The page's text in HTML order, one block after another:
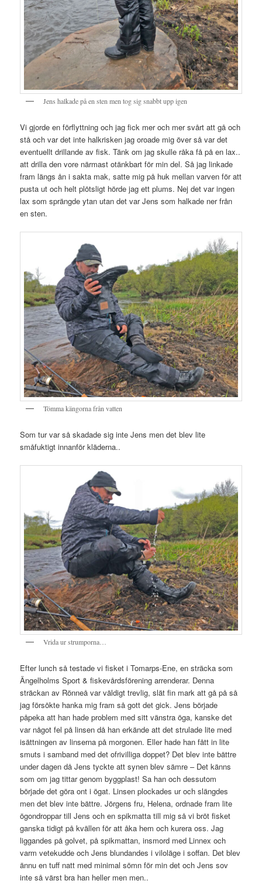
Jens halkade på en sten men tog sig snabbt upp igen
Vi gjorde en förflyttning och jag fick mer och mer svårt att gå och
stå och var det inte halkrisken jag oroade mig över så var det
eventuellt drillande av fisk. Tänk om jag skulle råka få på en lax..
att drilla den vore närmast otänkbart för min del. Så jag linkade
fram längs ån i sakta mak, satte mig på huk mellan varven för att
pusta ut och helt plötsligt hörde jag ett plums. Nej det var ingen
lax som sprängde ytan utan det var Jens som halkade ner från
en sten.
Tömma kängorna från vatten
Som tur var så skadade sig inte Jens men det blev lite
småfuktigt innanför kläderna..
Vrida ur strumporna…
Efter lunch så testade vi fisket i Tomarps-Ene, en sträcka som
Ängelholms Sport & fiskevårdsförening arrenderar. Denna
sträckan av Rönneå var väldigt trevlig, slät fin mark att gå på så
jag försökte hanka mig fram så gott det gick. Jens började
påpeka att han hade problem med sitt vänstra öga, kanske det
var något fel på linsen då han erkände att det strulade lite med
isättningen av linserna på morgonen. Eller hade han fått in lite
smuts i samband med det ofrivilliga doppet? Det blev inte bättre
under dagen då Jens tyckte att synen blev sämre – Det känns
som om jag tittar genom byggplast! Sa han och dessutom
började det göra ont i ögat. Linsen plockades ur och slängdes
men det blev inte bättre. Jörgens fru, Helena, ordnade fram lite
ögondroppar till Jens och en spikmatta till mig så vi bröt fisket
ganska tidigt på kvällen för att åka hem och kurera oss. Jag
liggandes på golvet, på spikmattan, insmord med Linnex och
varm vetekudde och Jens blundandes i viloläge i soffan. Det blev
ännu en tuff natt med minimal sömn för min det och Jens sov
inte så värst bra han heller men men..